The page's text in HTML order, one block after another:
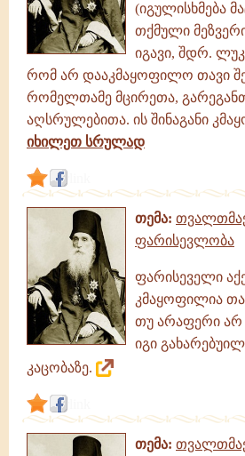
(იგულისხმება
თქმული
იგავი, შდრ.
რომ არ დააკმაყოფილო თავი
რომელთამე მცირეთა,
აღსრულებითა. ის შინაგანი
იხილეთ სრულად
თემა:
ფარისევლობა
ფარისეველი
კმაყოფილია
თუ არაფერი არ
იგი
კაცობაზე.
თემა: